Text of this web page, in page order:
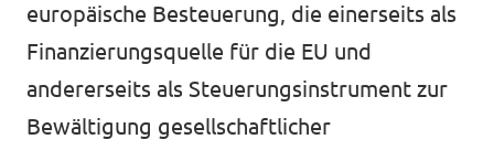
europäische Besteuerung, die einerseits als
Finanzierungsquelle für die EU und
andererseits als Steuerungsinstrument zur
Bewältigung gesellschaftlicher